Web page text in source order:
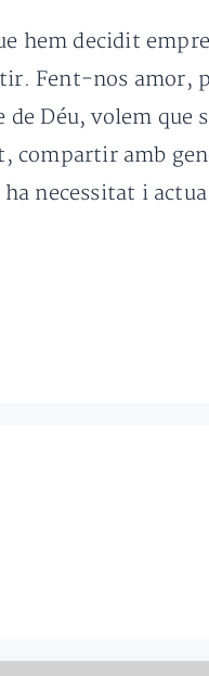
hem decidit
Fent-nos
de Déu, volem
compartir amb
necessitat i actua